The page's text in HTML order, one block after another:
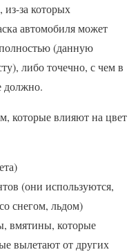
из-за которых
автомобиля может
(данную
либо точечно, с чем в
должно.
которые влияют на цвет
(они используются,
снегом, льдом)
вмятины, которые
вылетают от других